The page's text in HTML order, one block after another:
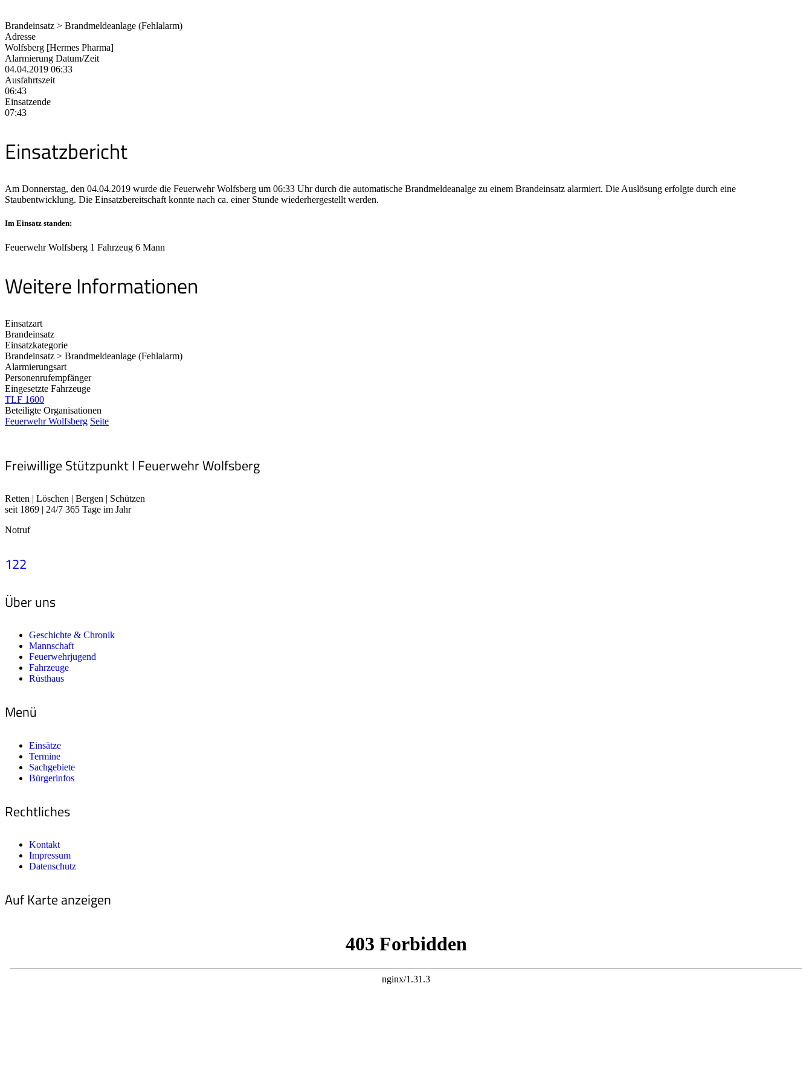
Brandeinsatz > Brandmeldeanlage (Fehlalarm)
Adresse
Wolfsberg [Hermes Pharma]
Alarmierung Datum/Zeit
04.04.2019 06:33
Ausfahrtszeit
06:43
Einsatzende
07:43
Einsatzbericht
Am Donnerstag, den 04.04.2019 wurde die Feuerwehr Wolfsberg um 06:33 Uhr durch die automatische Brandmeldeanalge zu einem Brandeinsatz alarmiert. Die Auslösung erfolgte durch eine
Staubentwicklung. Die Einsatzbereitschaft konnte nach ca. einer Stunde wiederhergestellt werden.
Im Einsatz standen:
Feuerwehr Wolfsberg 1 Fahrzeug 6 Mann
Weitere Informationen
Einsatzart
Brandeinsatz
Einsatzkategorie
Brandeinsatz > Brandmeldeanlage (Fehlalarm)
Alarmierungsart
Personenrufempfänger
Eingesetzte Fahrzeuge
TLF 1600
Beteiligte Organisationen
Feuerwehr Wolfsberg Seite
Freiwillige Stützpunkt I Feuerwehr Wolfsberg
Retten | Löschen | Bergen | Schützen
seit 1869 | 24/7 365 Tage im Jahr
Notruf
122
Über uns
Geschichte & Chronik
Mannschaft
Feuerwehrjugend
Fahrzeuge
Rüsthaus
Menü
Einsätze
Termine
Sachgebiete
Bürgerinfos
Rechtliches
Kontakt
Impressum
Datenschutz
Auf Karte anzeigen